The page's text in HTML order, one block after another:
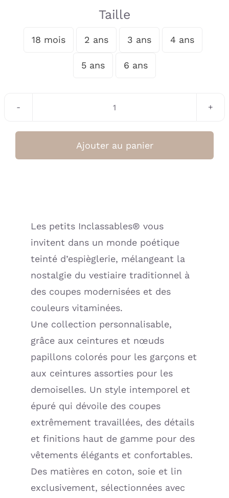
Taille
18 mois 2 ans 3 ans 4 ans
5 ans 6 ans
quantité
Robe
Ajouter au panier
Les petits Inclassables® vous
invitent dans un monde poétique
teinté d’espièglerie, mélangeant la
nostalgie du vestiaire traditionnel à
des coupes modernisées et des
couleurs vitaminées.
Une collection personnalisable,
grâce aux ceintures et nœuds
papillons colorés pour les garçons et
aux ceintures assorties pour les
demoiselles. Un style intemporel et
épuré qui dévoile des coupes
extrêmement travaillées, des détails
et finitions haut de gamme pour des
vêtements élégants et confortables.
Des matières en coton, soie et lin
exclusivement, sélectionnées avec